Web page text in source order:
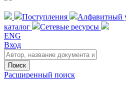
Поступления Алфавитный
каталог
Сетевые ресурсы
ENG
Вход
Поиск
Расширенный поиск